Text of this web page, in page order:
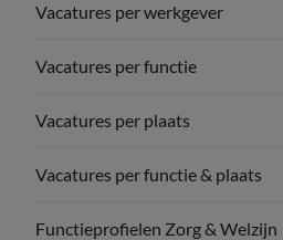
Vacatures per werkgever
Vacatures per functie
Vacatures per plaats
Vacatures per functie & plaats
Functieprofielen Zorg & Welzijn